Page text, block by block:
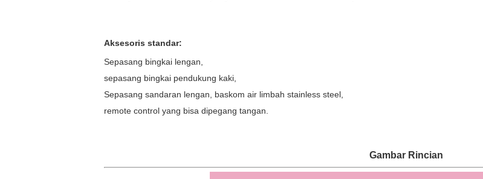
Aksesoris standar:
Sepasang bingkai lengan,
sepasang bingkai pendukung kaki,
Sepasang sandaran lengan, baskom air limbah stainless steel,
remote control yang bisa dipegang tangan.
Gambar Rincian